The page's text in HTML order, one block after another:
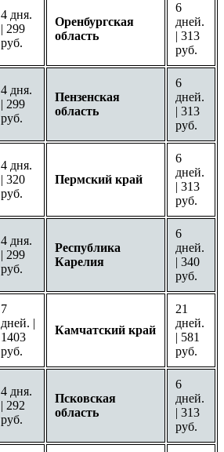
4 дня.
| 299
руб.
Оренбургская
область
6
дней.
| 313
руб.
4 дня.
| 299
руб.
Пензенская
область
6
дней.
| 313
руб.
4 дня.
| 320
руб.
Пермский край
6
дней.
| 313
руб.
4 дня.
| 299
руб.
Республика
Карелия
6
дней.
| 340
руб.
7
дней. |
1403
руб.
Камчатский край
21
дней.
| 581
руб.
4 дня.
| 292
руб.
Псковская
область
6
дней.
| 313
руб.